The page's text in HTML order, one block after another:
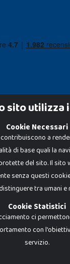
di Giocabene Srl. Ogni
è severamente
shop sono di proprietà
potrebbero
8, 20123 Milano (MI)
- C.S. 10.000 i.v.
sito utilizza
Cookie Necessari
a
di base quali la
del sito. Il sito
senza questi
tra umani e
Cookie Statistici
ci
con
servizio.